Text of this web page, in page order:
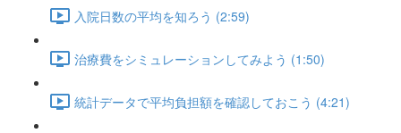
入院日数の平均を知ろう (2:59)
治療費をシミュレーションしてみよう (1:50)
統計データで平均負担額を確認しておこう (4:21)